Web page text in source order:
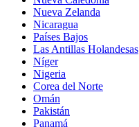
Nueva Zelanda
Nicaragua
Países Bajos
Las Antillas Holandesas
Níger
Nigeria
Corea del Norte
Omán
Pakistán
Panamá